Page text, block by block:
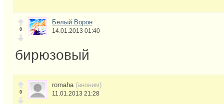
0
Белый Ворон
14.01.2013 01:40
бирюзовый
0
romaha (аноним)
11.01.2013 21:28